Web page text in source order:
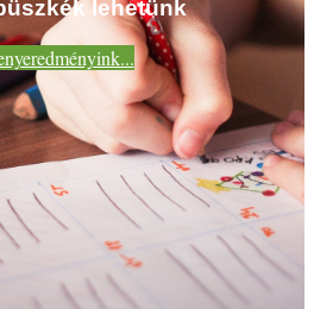
lehetünk